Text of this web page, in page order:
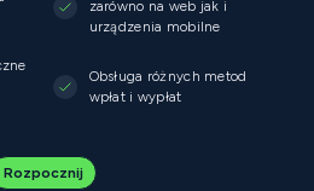
zarówno na web jak i
urządzenia mobilne
Obsługa różnych metod
wpłat i wypłat
Rozpocznij